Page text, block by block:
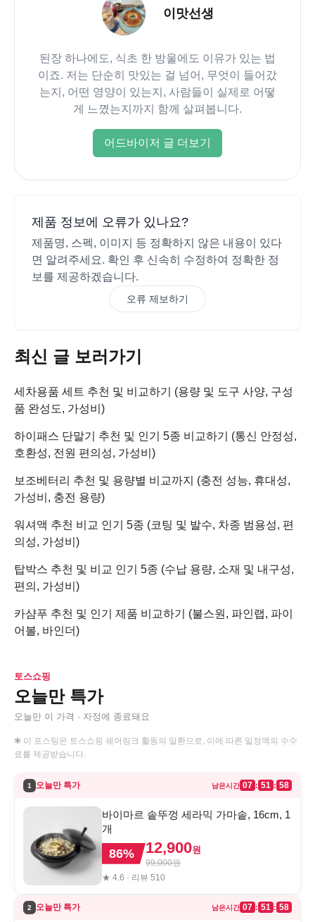
이맛선생
된장 하나에도, 식초 한 방울에도 이유가 있는 법
이죠. 저는 단순히 맛있는 걸 넘어, 무엇이 들어갔
는지, 어떤 영양이 있는지, 사람들이 실제로 어떻
게 느꼈는지까지 함께 살펴봅니다.
어드바이저 글 더보기
제품 정보에 오류가 있나요?
제품명, 스펙, 이미지 등 정확하지 않은 내용이 있다
면 알려주세요. 확인 후 신속히 수정하여 정확한 정
보를 제공하겠습니다.
오류 제보하기
최신 글 보러가기
세차용품 세트 추천 및 비교하기 (용량 및 도구 사양, 구성
품 완성도, 가성비)
하이패스 단말기 추천 및 인기 5종 비교하기 (통신 안정성,
호환성, 전원 편의성, 가성비)
보조베터리 추천 및 용량별 비교까지 (충전 성능, 휴대성,
가성비, 충전 용량)
워셔액 추천 비교 인기 5종 (코팅 및 발수, 차종 범용성, 편
의성, 가성비)
탑박스 추천 및 비교 인기 5종 (수납 용량, 소재 및 내구성,
편의, 가성비)
카샴푸 추천 및 인기 제품 비교하기 (불스원, 파인랩, 파이
어볼, 바인더)
토스쇼핑
오늘만 특가
오늘만 이 가격 · 자정에 종료돼요
✱ 이 포스팅은 토스쇼핑 쉐어링크 활동의 일환으로, 이에 따른 일정액의 수수
료를 제공받습니다.
1 오늘만 특가 남은시간 07 : 51 : 58
바이마르 솥뚜껑 세라믹 가마솥, 16cm, 1
개
86% 12,900원
99,000원
★ 4.6 · 리뷰 510
2 오늘만 특가 남은시간 07 : 51 : 58